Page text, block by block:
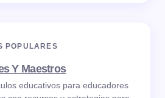
POPULARES
Y Maestros
educativos para educadores